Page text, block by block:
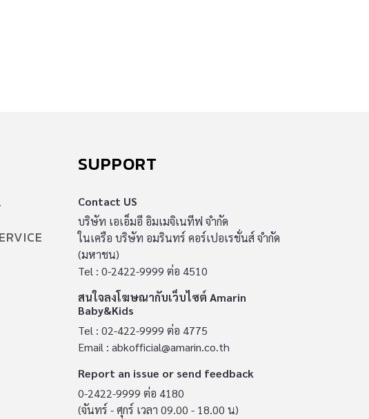
SUPPORT
Contact US
บริษัท เอเอ็มอี อิมเมจิเนทีฟ จำกัด
ในเครือ บริษัท อมรินทร์ คอร์เปอเรชั่นส์ จำกัด
(มหาชน)
Tel : 0-2422-9999 ต่อ 4510
สนใจลงโฆษณากับเว็บไซต์ Amarin
Baby&Kids
Tel : 02-422-9999 ต่อ 4775
Email : abkofficial@amarin.co.th
Report an issue or send feedback
0-2422-9999 ต่อ 4180
(จันทร์ - ศุกร์ เวลา 09.00 - 18.00 น)